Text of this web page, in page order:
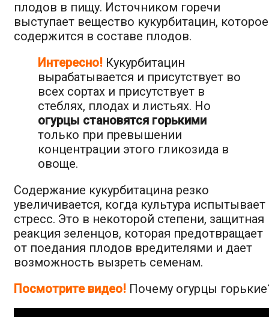
плодов в пищу. Источником горечи
выступает вещество кукурбитацин, которое
содержится в составе плодов.
Интересно! Кукурбитацин
вырабатывается и присутствует во
всех сортах и присутствует в
стеблях, плодах и листьях. Но
огурцы становятся горькими
только при превышении
концентрации этого гликозида в
овоще.
Содержание кукурбитацина резко
увеличивается, когда культура испытывает
стресс. Это в некоторой степени, защитная
реакция зеленцов, которая предотвращает
от поедания плодов вредителями и дает
возможность вызреть семенам.
Посмотрите видео! Почему огурцы